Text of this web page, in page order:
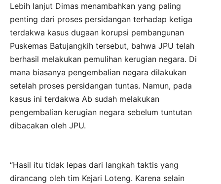
Lebih lanjut Dimas menambahkan yang paling
penting dari proses persidangan terhadap ketiga
terdakwa kasus dugaan korupsi pembangunan
Puskemas Batujangkih tersebut, bahwa JPU telah
berhasil melakukan pemulihan kerugian negara. Di
mana biasanya pengembalian negara dilakukan
setelah proses persidangan tuntas. Namun, pada
kasus ini terdakwa Ab sudah melakukan
pengembalian kerugian negara sebelum tuntutan
dibacakan oleh JPU.
“Hasil itu tidak lepas dari langkah taktis yang
dirancang oleh tim Kejari Loteng. Karena selain